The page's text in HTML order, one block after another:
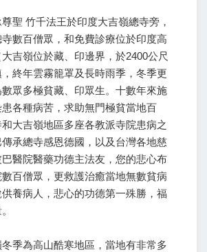
聖 竹千法王於印度大吉嶺總寺旁，
數百僧眾，和免費診療位於印度高
吉嶺位於藏、印邊界，於2400公尺
終年雲霧籠罩及長時雨季，冬季更
眾多極貧藏、印眾生。十數年來施
各種病苦，求助無門極貧當地百
大吉嶺地區多座各教派寺院患病之
承總寺感恩德國，以及台灣各地慈
醫院醫藥功德主法友，您的悲心布
百僧眾，更救護治癒當地無數貧病
養病人，悲心的功德第一殊勝，福
季為高山酷寒地區，當地有非常多